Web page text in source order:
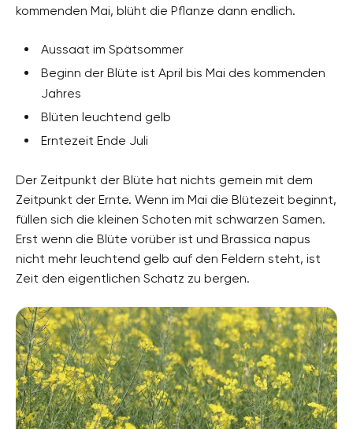
kommenden Mai, blüht die Pflanze dann endlich.
Aussaat im Spätsommer
Beginn der Blüte ist April bis Mai des kommenden
Jahres
Blüten leuchtend gelb
Erntezeit Ende Juli
Der Zeitpunkt der Blüte hat nichts gemein mit dem
Zeitpunkt der Ernte. Wenn im Mai die Blütezeit beginnt,
füllen sich die kleinen Schoten mit schwarzen Samen.
Erst wenn die Blüte vorüber ist und Brassica napus
nicht mehr leuchtend gelb auf den Feldern steht, ist
Zeit den eigentlichen Schatz zu bergen.